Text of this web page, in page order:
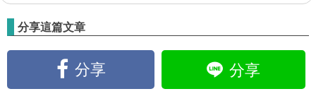
分享這篇文章
分享 分享